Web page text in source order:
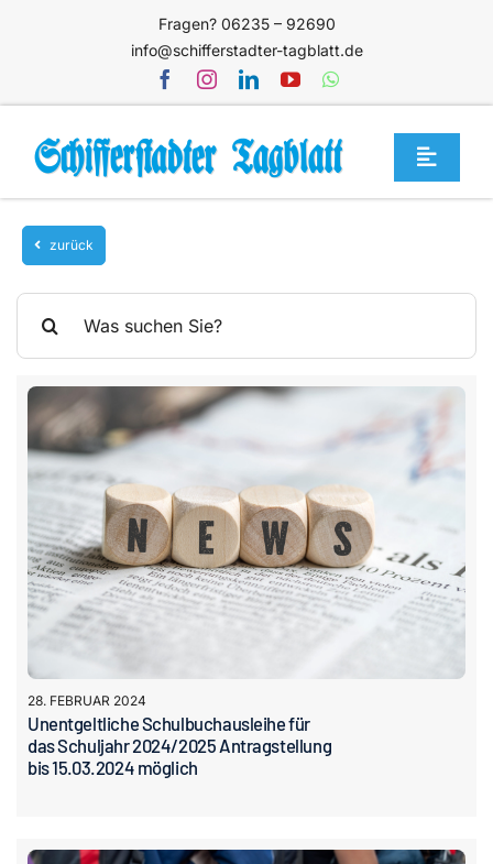
Fragen? 06235 – 92690
info@schifferstadter-tagblatt.de
Toggle
Service
Mediathek
Jetzt abonnieren
Kontakt
zurück
nach:
28. FEBRUAR 2024
Unentgeltliche Schulbuchausleihe für
das Schuljahr 2024/2025 Antragstellung
bis 15.03.2024 möglich